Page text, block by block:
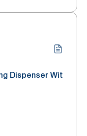
Dispenser Wit